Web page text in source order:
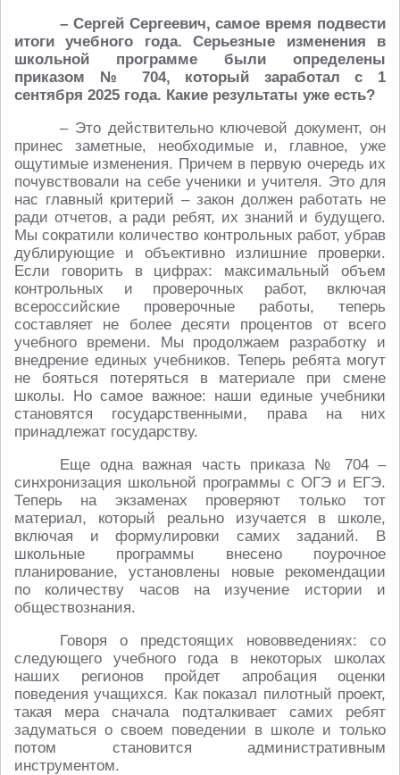
– Сергей Сергеевич, самое время подвести
итоги учебного года. Серьезные изменения в
школьной программе были определены
приказом № 704, который заработал с 1
сентября 2025 года. Какие результаты уже есть?
– Это действительно ключевой документ, он
принес заметные, необходимые и, главное, уже
ощутимые изменения. Причем в первую очередь их
почувствовали на себе ученики и учителя. Это для
нас главный критерий – закон должен работать не
ради отчетов, а ради ребят, их знаний и будущего.
Мы сократили количество контрольных работ, убрав
дублирующие и объективно излишние проверки.
Если говорить в цифрах: максимальный объем
контрольных и проверочных работ, включая
всероссийские проверочные работы, теперь
составляет не более десяти процентов от всего
учебного времени. Мы продолжаем разработку и
внедрение единых учебников. Теперь ребята могут
не бояться потеряться в материале при смене
школы. Но самое важное: наши единые учебники
становятся государственными, права на них
принадлежат государству.
Еще одна важная часть приказа № 704 –
синхронизация школьной программы с ОГЭ и ЕГЭ.
Теперь на экзаменах проверяют только тот
материал, который реально изучается в школе,
включая и формулировки самих заданий. В
школьные программы внесено поурочное
планирование, установлены новые рекомендации
по количеству часов на изучение истории и
обществознания.
Говоря о предстоящих нововведениях: со
следующего учебного года в некоторых школах
наших регионов пройдет апробация оценки
поведения учащихся. Как показал пилотный проект,
такая мера сначала подталкивает самих ребят
задуматься о своем поведении в школе и только
потом становится административным
инструментом.